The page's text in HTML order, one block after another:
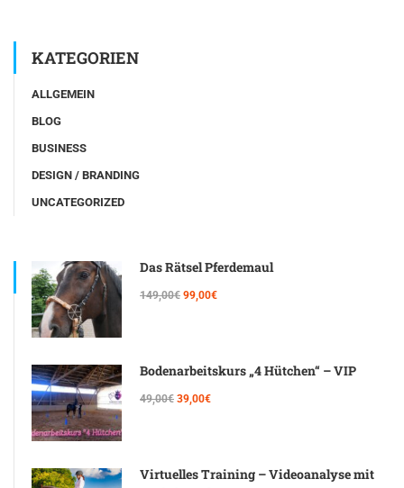
KATEGORIEN
ALLGEMEIN
BLOG
BUSINESS
DESIGN / BRANDING
UNCATEGORIZED
Das Rätsel Pferdemaul
149,00€ 99,00€
Bodenarbeitskurs „4 Hütchen“ – VIP
49,00€ 39,00€
Virtuelles Training – Videoanalyse mit